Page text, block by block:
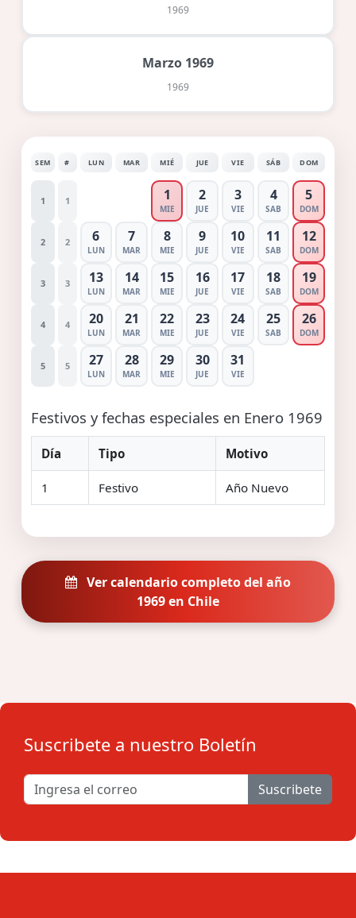
1969
Marzo 1969
1969
SEM # LUN MAR MIÉ JUE VIE SÁB DOM
1 1 1
MIE
2
JUE
3
VIE
4
SAB
5
DOM
2 2 6
LUN
7
MAR
8
MIE
9
JUE
10
VIE
11
SAB
12
DOM
3 3 13
LUN
14
MAR
15
MIE
16
JUE
17
VIE
18
SAB
19
DOM
4 4 20
LUN
21
MAR
22
MIE
23
JUE
24
VIE
25
SAB
26
DOM
5 5 27
LUN
28
MAR
29
MIE
30
JUE
31
VIE
Festivos y fechas especiales en Enero 1969
Día Tipo Motivo
1 Festivo Año Nuevo
Ver calendario completo del año
1969 en Chile
Suscribete a nuestro Boletín
Suscribete